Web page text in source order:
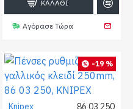
ΚΑΛΆΘΙ
Αγόρασε Τώρα
-19 %
Knipex 86 03 250